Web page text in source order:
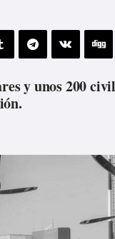
y unos 200